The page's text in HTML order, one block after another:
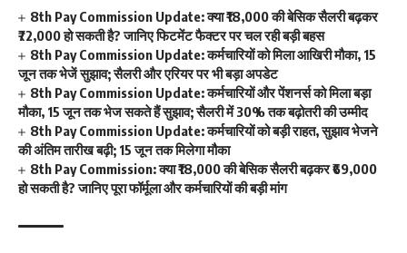
8th Pay Commission Update: क्या ₹18,000 की बेसिक सैलरी बढ़कर
₹72,000 हो सकती है? जानिए फिटमेंट फैक्टर पर चल रही बड़ी बहस
8th Pay Commission Update: कर्मचारियों को मिला आखिरी मौका, 15
जून तक भेजें सुझाव; सैलरी और एरियर पर भी बड़ा अपडेट
8th Pay Commission Update: कर्मचारियों और पेंशनर्स को मिला बड़ा
मौका, 15 जून तक भेज सकते हैं सुझाव; सैलरी में 30% तक बढ़ोतरी की उम्मीद
8th Pay Commission Update: कर्मचारियों को बड़ी राहत, सुझाव भेजने
की अंतिम तारीख बढ़ी; 15 जून तक मिलेगा मौका
8th Pay Commission: क्या ₹18,000 की बेसिक सैलरी बढ़कर ₹69,000
हो सकती है? जानिए पूरा फॉर्मूला और कर्मचारियों की बड़ी मांग